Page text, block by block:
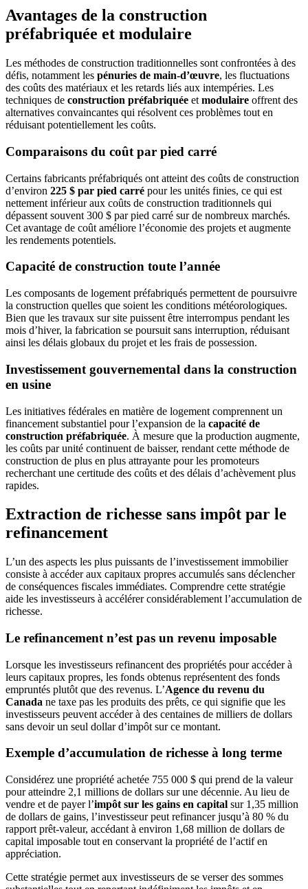
Avantages de la construction
préfabriquée et modulaire
Les méthodes de construction traditionnelles sont confrontées à des
défis, notamment les pénuries de main-d’œuvre, les fluctuations
des coûts des matériaux et les retards liés aux intempéries. Les
techniques de construction préfabriquée et modulaire offrent des
alternatives convaincantes qui résolvent ces problèmes tout en
réduisant potentiellement les coûts.
Comparaisons du coût par pied carré
Certains fabricants préfabriqués ont atteint des coûts de construction
d’environ 225 $ par pied carré pour les unités finies, ce qui est
nettement inférieur aux coûts de construction traditionnels qui
dépassent souvent 300 $ par pied carré sur de nombreux marchés.
Cet avantage de coût améliore l’économie des projets et augmente
les rendements potentiels.
Capacité de construction toute l’année
Les composants de logement préfabriqués permettent de poursuivre
la construction quelles que soient les conditions météorologiques.
Bien que les travaux sur site puissent être interrompus pendant les
mois d’hiver, la fabrication se poursuit sans interruption, réduisant
ainsi les délais globaux du projet et les frais de possession.
Investissement gouvernemental dans la construction
en usine
Les initiatives fédérales en matière de logement comprennent un
financement substantiel pour l’expansion de la capacité de
construction préfabriquée. À mesure que la production augmente,
les coûts par unité continuent de baisser, rendant cette méthode de
construction de plus en plus attrayante pour les promoteurs
recherchant une certitude des coûts et des délais d’achèvement plus
rapides.
Extraction de richesse sans impôt par le
refinancement
L’un des aspects les plus puissants de l’investissement immobilier
consiste à accéder aux capitaux propres accumulés sans déclencher
de conséquences fiscales immédiates. Comprendre cette stratégie
aide les investisseurs à accélérer considérablement l’accumulation de
richesse.
Le refinancement n’est pas un revenu imposable
Lorsque les investisseurs refinancent des propriétés pour accéder à
leurs capitaux propres, les fonds obtenus représentent des fonds
empruntés plutôt que des revenus. L’Agence du revenu du
Canada ne taxe pas les produits des prêts, ce qui signifie que les
investisseurs peuvent accéder à des centaines de milliers de dollars
sans devoir un seul dollar d’impôt sur ce montant.
Exemple d’accumulation de richesse à long terme
Considérez une propriété achetée 755 000 $ qui prend de la valeur
pour atteindre 2,1 millions de dollars sur une décennie. Au lieu de
vendre et de payer l’impôt sur les gains en capital sur 1,35 million
de dollars de gains, l’investisseur peut refinancer jusqu’à 80 % du
rapport prêt-valeur, accédant à environ 1,68 million de dollars de
capital imposable tout en conservant la propriété de l’actif en
appréciation.
Cette stratégie permet aux investisseurs de se verser des sommes